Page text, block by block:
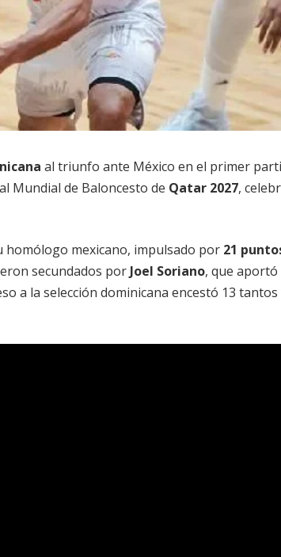
al triunfo ante México en el primer
Mundial de Baloncesto de Qatar 2027,
homólogo mexicano, impulsado por 21
secundados por Joel Soriano, que
a la selección dominicana encestó 13